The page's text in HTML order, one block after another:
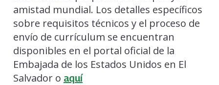
amistad mundial. Los detalles específicos
sobre requisitos técnicos y el proceso de
envío de currículum se encuentran
disponibles en el portal oficial de la
Embajada de los Estados Unidos en El
Salvador o aquí